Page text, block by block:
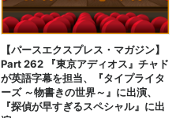
【パースエクスプレス・マガジン】
Part 262 『東京アディオス』チャド
が英語字幕を担当、『タイプライタ
ーズ ～物書きの世界～』に出演、
『探偵が早すぎるスペシャル』に出